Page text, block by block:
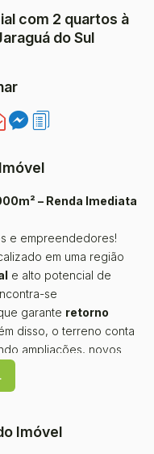
com 2 quartos à
do Sul
– Renda Imediata
e empreendedores!
em uma região
e alto potencial de
se
garante retorno
disso, o terreno conta
ampliações, novos
para maior
centros
caixa positivo e
Imóvel